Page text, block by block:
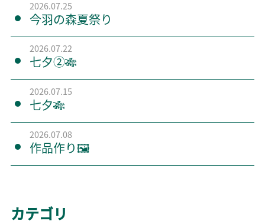
2026.07.25
今羽の森夏祭り
2026.07.22
七夕②🎋
2026.07.15
七夕🎋
2026.07.08
作品作り🖼️
カテゴリ